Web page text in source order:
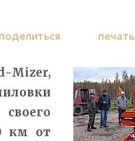
поделиться печать
км от